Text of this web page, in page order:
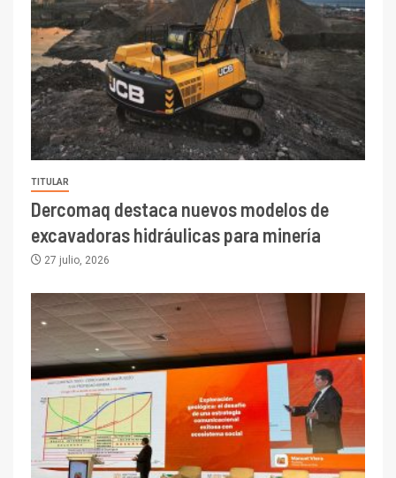
TITULAR
Dercomaq destaca nuevos modelos de
excavadoras hidráulicas para minería
27 julio, 2026